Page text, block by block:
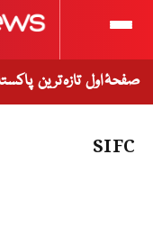
صفحۂ اول تازہ ترین
SIFC